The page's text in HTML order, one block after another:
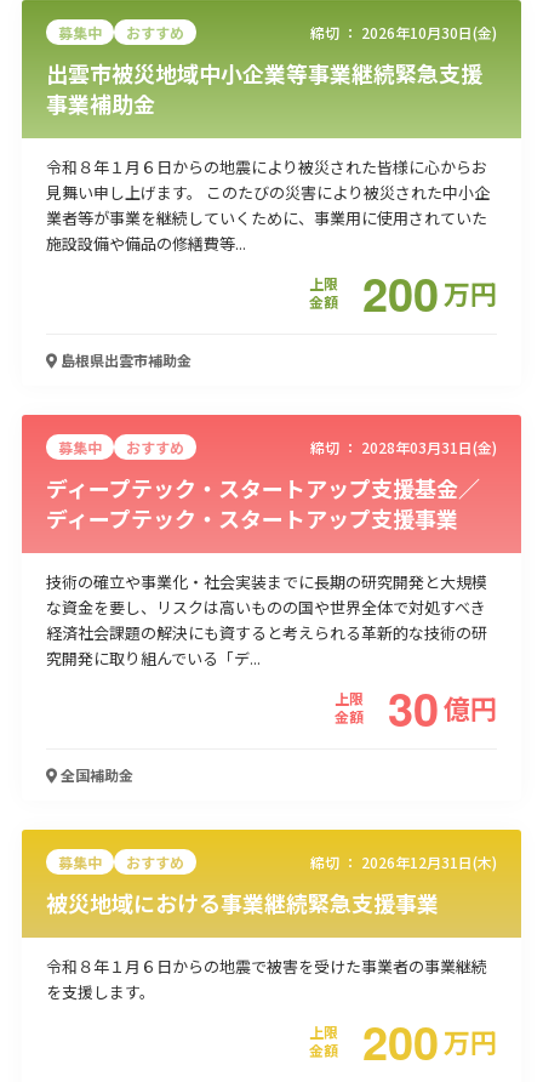
募集中 おすすめ 締切 ： 2026年10月30日(金)
出雲市被災地域中小企業等事業継続緊急支援
事業補助金
令和８年１月６日からの地震により被災された皆様に心からお
見舞い申し上げます。 このたびの災害により被災された中小企
業者等が事業を継続していくために、事業用に使用されていた
施設設備や備品の修繕費等...
上限
金額
200万円
島根県出雲市補助金
募集中 おすすめ 締切 ： 2028年03月31日(金)
ディープテック・スタートアップ支援基金／
ディープテック・スタートアップ支援事業
技術の確立や事業化・社会実装までに長期の研究開発と大規模
な資金を要し、リスクは高いものの国や世界全体で対処すべき
経済社会課題の解決にも資すると考えられる革新的な技術の研
究開発に取り組んでいる「デ...
上限
金額
30億円
全国補助金
募集中 おすすめ 締切 ： 2026年12月31日(木)
被災地域における事業継続緊急支援事業
令和８年１月６日からの地震で被害を受けた事業者の事業継続
を支援します。
上限
金額
200万円